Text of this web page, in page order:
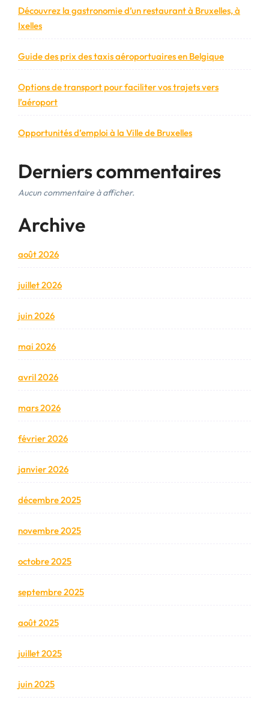
Découvrez la gastronomie d’un restaurant à Bruxelles, à
Ixelles
Guide des prix des taxis aéroportuaires en Belgique
Options de transport pour faciliter vos trajets vers
l’aéroport
Opportunités d’emploi à la Ville de Bruxelles
Derniers commentaires
Aucun commentaire à afficher.
Archive
août 2026
juillet 2026
juin 2026
mai 2026
avril 2026
mars 2026
février 2026
janvier 2026
décembre 2025
novembre 2025
octobre 2025
septembre 2025
août 2025
juillet 2025
juin 2025